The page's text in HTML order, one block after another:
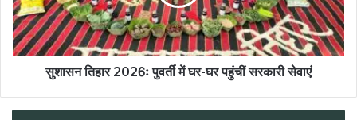
सुशासन तिहार 2026ः पुवर्ती में घर-घर पहुंचीं सरकारी सेवाएं